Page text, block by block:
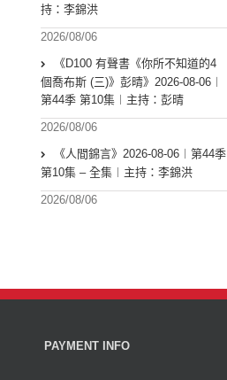
持：李錦洪
2026/08/06
《D100 有聲書《你所不知道的4
個喬布斯 (三)》彭晴》2026-08-06︱
第44季 第10集︱主持：彭晴
2026/08/06
《人間錦言》2026-08-06︱第44季
第10集 – 全集︱主持：李錦洪
2026/08/06
PAYMENT INFO